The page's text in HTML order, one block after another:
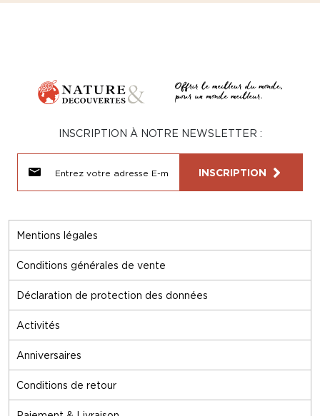
Mentions légales
Conditions générales de vente
Déclaration de protection des données
Activités
Anniversaires
Conditions de retour
INSCRIPTION À NOTRE NEWSLETTER :
INSCRIPTION